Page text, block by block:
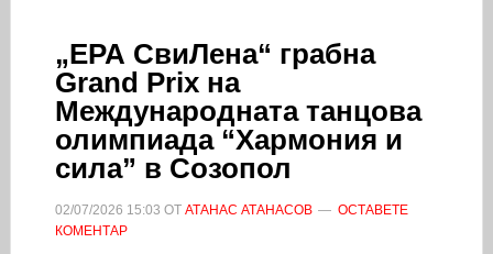
„ЕРА СвиЛена“ грабна
Grand Prix на
Международната танцова
олимпиада “Хармония и
сила” в Созопол
02/07/2026 15:03 ОТ АТАНАС АТАНАСОВ
ОСТАВЕТЕ
КОМЕНТАР